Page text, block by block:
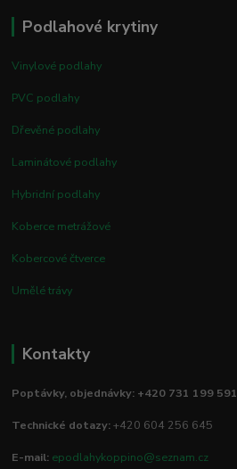
Podlahové krytiny
Vinylové podlahy
PVC podlahy
Dřevěné podlahy
Laminátové podlahy
Hybridní podlahy
Koberce metrážové
Kobercové čtverce
Umělé trávy
Kontakty
Poptávky, objednávky: +420 731 199 591
Technické dotazy:+420 604 256 645
E-mail: epodlahykoppino@seznam.cz